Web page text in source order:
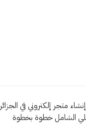
إنشاء متجر إلكتروني في الجزائر